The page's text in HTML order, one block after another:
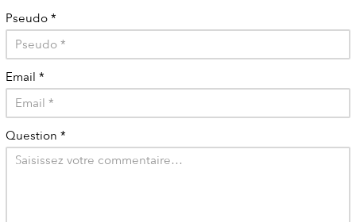
Pseudo *
Email *
Question *